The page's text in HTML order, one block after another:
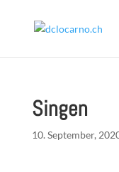
Singen
10. September,